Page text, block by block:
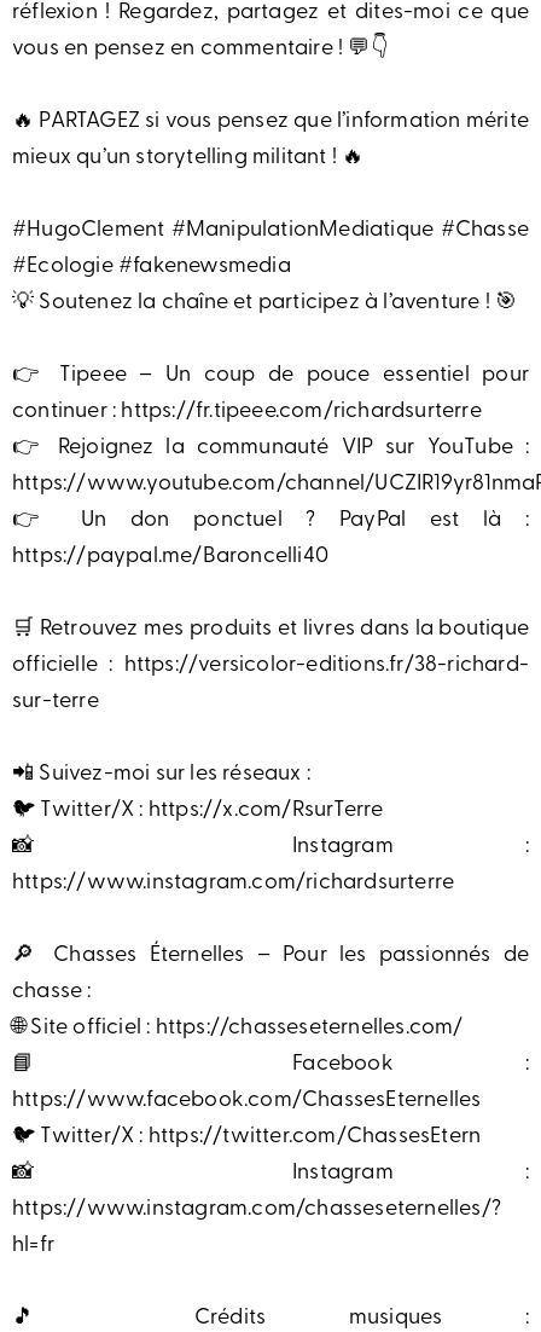
réflexion ! Regardez, partagez et dites-moi ce que
vous en pensez en commentaire ! 💬👇
🔥 PARTAGEZ si vous pensez que l’information mérite
mieux qu’un storytelling militant ! 🔥
#HugoClement #ManipulationMediatique #Chasse
#Ecologie #fakenewsmedia
💡 Soutenez la chaîne et participez à l’aventure ! 🎯
👉 Tipeee – Un coup de pouce essentiel pour
continuer : https://fr.tipeee.com/richardsurterre
👉 Rejoignez la communauté VIP sur YouTube :
https://www.youtube.com/channel/
👉 Un don ponctuel ? PayPal est là :
https://paypal.me/Baroncelli40
🛒 Retrouvez mes produits et livres dans la boutique
officielle : https://versicolor-editions.fr/38-richard-
sur-terre
📲 Suivez-moi sur les réseaux :
🐦 Twitter/X : https://x.com/RsurTerre
📸 Instagram :
https://www.instagram.com/richardsurterre
🔎 Chasses Éternelles – Pour les passionnés de
chasse :
🌐 Site officiel : https://chasseseternelles.com/
📘 Facebook :
https://www.facebook.com/ChassesEternelles
🐦 Twitter/X : https://twitter.com/ChassesEtern
📸 Instagram :
https://www.instagram.com/chasseseternelles/?
hl=fr
🎵 Crédits musiques :